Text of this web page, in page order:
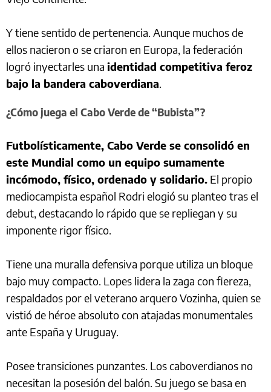
Y tiene sentido de pertenencia. Aunque muchos de
ellos nacieron o se criaron en Europa, la federación
logró inyectarles una identidad competitiva feroz
bajo la bandera caboverdiana.
¿Cómo juega el Cabo Verde de “Bubista”?
Futbolísticamente, Cabo Verde se consolidó en
este Mundial como un equipo sumamente
incómodo, físico, ordenado y solidario. El propio
mediocampista español Rodri elogió su planteo tras el
debut, destacando lo rápido que se repliegan y su
imponente rigor físico.
Tiene una muralla defensiva porque utiliza un bloque
bajo muy compacto. Lopes lidera la zaga con fiereza,
respaldados por el veterano arquero Vozinha, quien se
vistió de héroe absoluto con atajadas monumentales
ante España y Uruguay.
Posee transiciones punzantes. Los caboverdianos no
necesitan la posesión del balón. Su juego se basa en